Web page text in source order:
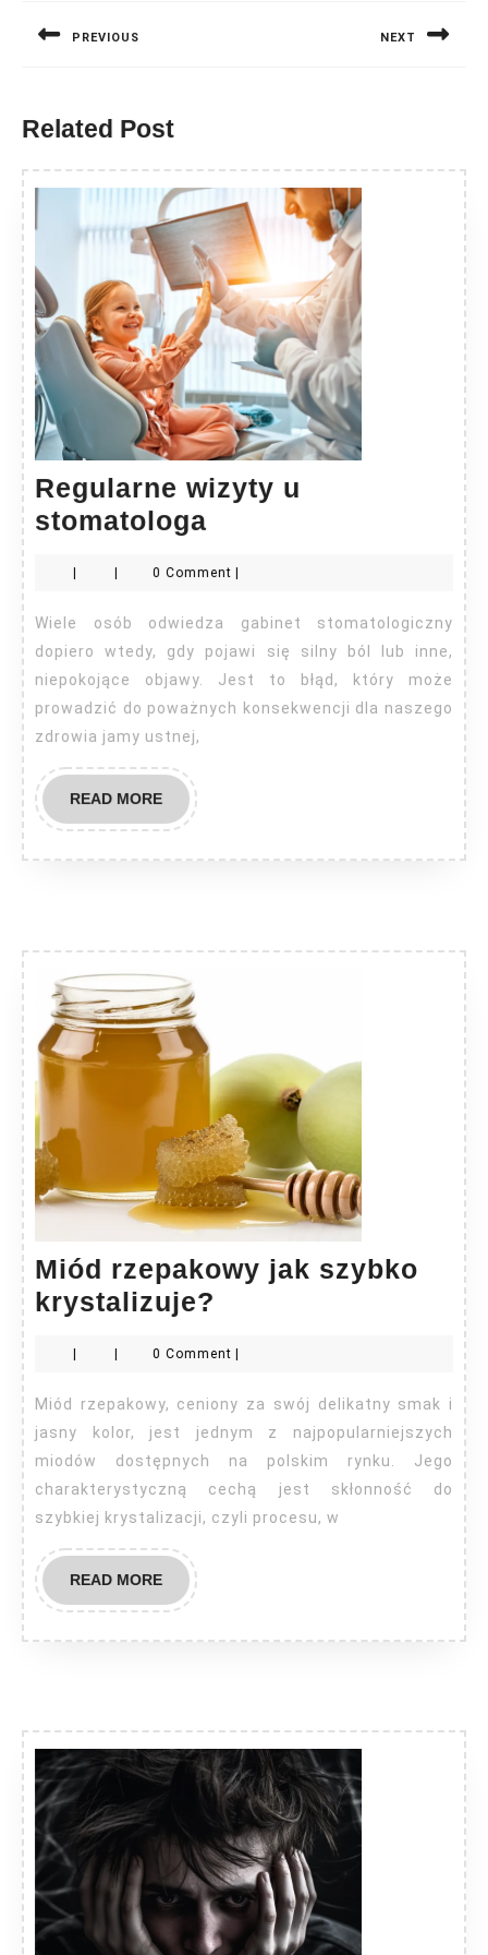
PREVIOUS NEXT
Related Post
Regularne wizyty u
stomatologa
u
stomatologa
0 Comment
Wiele osób odwiedza gabinet stomatologiczny
dopiero wtedy, gdy pojawi się silny ból lub inne,
niepokojące objawy. Jest to błąd, który może
prowadzić do poważnych konsekwencji dla naszego
zdrowia jamy ustnej,
READ MOREREAD
MORE
Miód rzepakowy jak szybko
krystalizuje?
jak
szybko
krystalizuje?
| | 0 Comment |
Miód rzepakowy, ceniony za swój delikatny smak i
jasny kolor, jest jednym z najpopularniejszych
miodów dostępnych na polskim rynku. Jego
charakterystyczną cechą jest skłonność do
szybkiej krystalizacji, czyli procesu, w
READ MOREREAD
MORE